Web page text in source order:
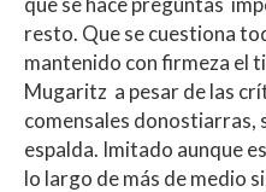
p
p
o
k
ti
r
resto. Que se cuestiona
mantenido con firmeza el
Mugaritz a pesar de las
comensales donostiarras,
espalda. Imitado aunque
lo largo de más de medio